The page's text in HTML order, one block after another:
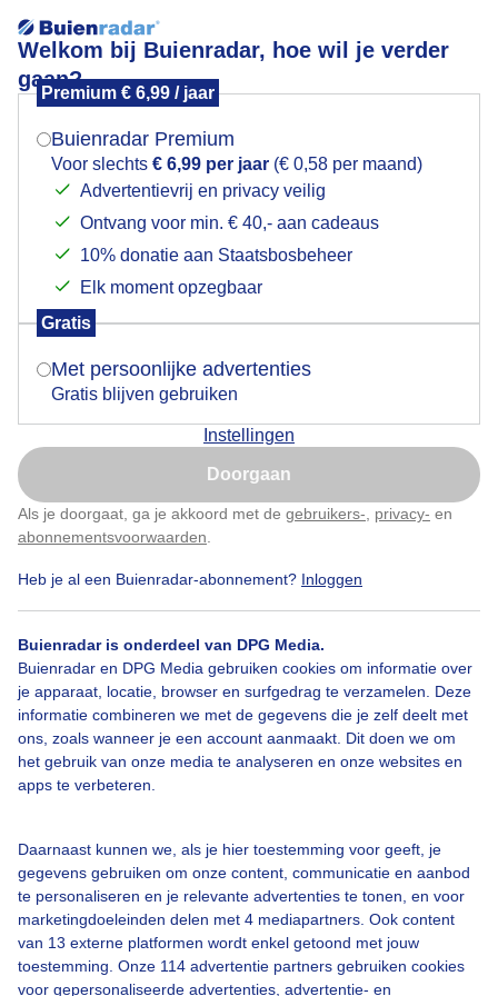
Welkom bij Buienradar, hoe wil je verder
gaan?
Premium € 6,99 / jaar
Buienradar Premium
Voor slechts € 6,99 per jaar (€ 0,58 per maand)
Advertentievrij en privacy veilig
Ontvang voor min. € 40,- aan cadeaus
10% donatie aan Staatsbosbeheer
Elk moment opzegbaar
Gratis
Met persoonlijke advertenties
Gratis blijven gebruiken
Instellingen
Doorgaan
Als je doorgaat, ga je akkoord met de gebruikers- privacy- en
abonnementsvoorwaarden
Heb je al een Buienradar-abonnement? Inloggen
Buienradar is onderdeel van DPG Media.
Buienradar en DPG Media gebruiken cookies om informatie over
je apparaat, locatie, browser en surfgedrag te verzamelen. Deze
informatie combineren we met de gegevens die je zelf deelt met
ons, zoals wanneer je een account aanmaakt. Dit doen we om
het gebruik van onze media te analyseren en onze websites en
apps te verbeteren.
Daarnaast kunnen we, als je hier toestemming voor geeft, je
gegevens gebruiken om onze content, communicatie en aanbod
te personaliseren en je relevante advertenties te tonen, en voor
marketingdoeleinden delen met 4 mediapartners. Ook content
van 13 externe platformen wordt enkel getoond met jouw
toestemming. Onze 114 advertentie partners gebruiken cookies
voor gepersonaliseerde advertenties, advertentie- en
Media niet gevonden
Over Buienradar
Veelgestelde vragen
Gebruikersvoorwaarden
Adverteren
Buienradar Team
Privacy instellingen
Gratis weerdata
@BuienradarNL
Mogen we je locatie gebruiken voor het
Indien je hier nog geen akkoord op hebt gegeven,
verschijnt er zo een pop-up uit je browser waarin
Is goed, toon de popup
Nu niet, misschien later
Klik hierom dit aan te passen